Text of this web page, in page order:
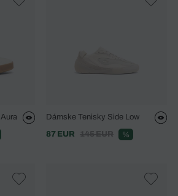
Dámske Tenisky Side Low
87 EUR
145 EUR %